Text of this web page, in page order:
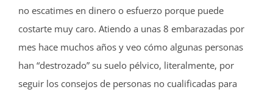
no escatimes en dinero o esfuerzo porque puede
costarte muy caro. Atiendo a unas 8 embarazadas por
mes hace muchos años y veo cómo algunas personas
han “destrozado” su suelo pélvico, literalmente, por
seguir los consejos de personas no cualificadas para